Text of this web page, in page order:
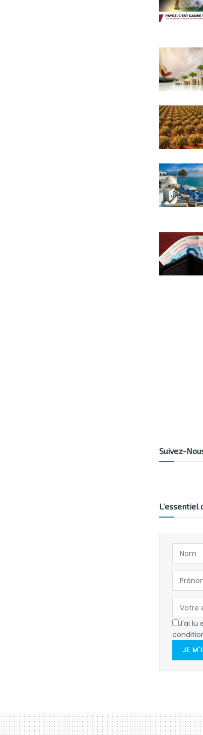
Suivez-
L’essentiel
J'ai lu
JE